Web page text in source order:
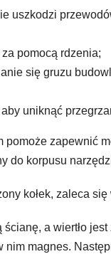
uszkodzi
pomocą rdzenia;
się gruzu
aby uniknąć
pomoże zapewnić
do korpusu
kołek, zaleca
a wiertło
nim magnes.